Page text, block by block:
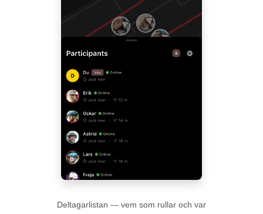
Deltagarlistan — vem som rullar och var